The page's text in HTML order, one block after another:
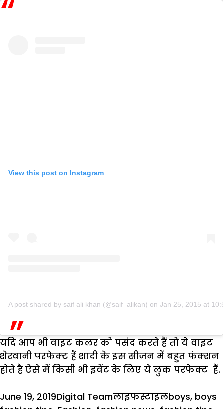
View this post on Instagram
A post shared by saif ali khan (@saif_alikan) on Jan 25, 2015 at
यदि आप भी वाइट कलर को पसंद करते हैं तो ये वाइट
शेरवानी परफेक्ट हैं शादी के इस सीजन में बहुत फंक्शन
होते है ऐसे में किसी भी इवेंट के लिए ये लुक परफेक्ट हैं.
Posted
June 19, 2019Author
Digital TeamCategories
लाइफस्टाइलTags
boys, boys